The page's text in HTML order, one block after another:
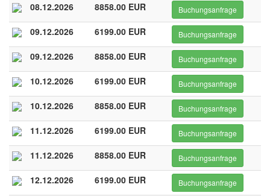
08.12.2026 8858.00 EUR Buchungsanfrage
09.12.2026 6199.00 EUR Buchungsanfrage
09.12.2026 8858.00 EUR Buchungsanfrage
10.12.2026 6199.00 EUR Buchungsanfrage
10.12.2026 8858.00 EUR Buchungsanfrage
11.12.2026 6199.00 EUR Buchungsanfrage
11.12.2026 8858.00 EUR Buchungsanfrage
12.12.2026 6199.00 EUR Buchungsanfrage